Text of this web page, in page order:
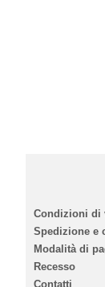
Condizioni di
Spedizione e
Modalità di
Recesso
Contatti